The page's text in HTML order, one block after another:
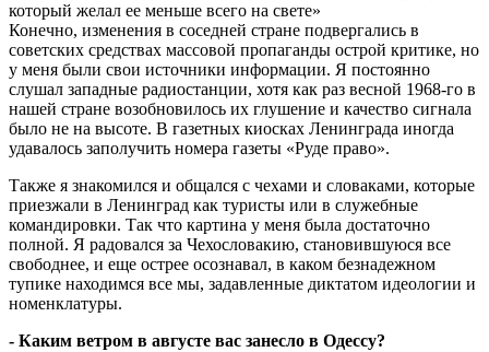
который желал ее меньше всего на свете»
Конечно, изменения в соседней стра­не подвергались в
советских средствах массовой пропаганды острой критике, но
у меня были свои источники информации. Я постоянно
слушал западные радиостанции, хотя как раз весной 1968-го в
нашей стране возобновилось их глушение и качество сигнала
было не на высоте. В газетных киосках Ленинграда иногда
удавалось заполучить номера газеты «Руде право».
Также я знакомился и общался с чехами и словаками, которые
приезжали в Ленинград как туристы или в служебные
командировки. Так что картина у меня была достаточно
полной. Я радовался за Чехословакию, становившуюся все
свободнее, и еще острее осознавал, в каком безнадежном
тупике находимся все мы, задавленные диктатом идеологии и
номенклатуры.
- Каким ветром в августе вас занесло в Одессу?